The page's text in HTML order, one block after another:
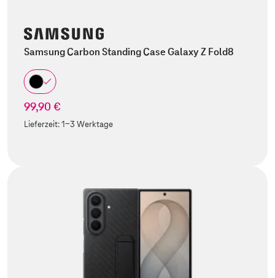
Samsung Carbon Standing Case Galaxy Z Fold8
99,90 €
Lieferzeit:1-3 Werktage